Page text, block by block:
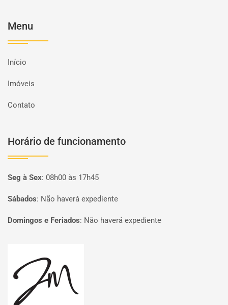
Menu
Início
Imóveis
Contato
Horário de funcionamento
Seg à Sex: 08h00 às 17h45
Sábados: Não haverá expediente
Domingos e Feriados: Não haverá expediente